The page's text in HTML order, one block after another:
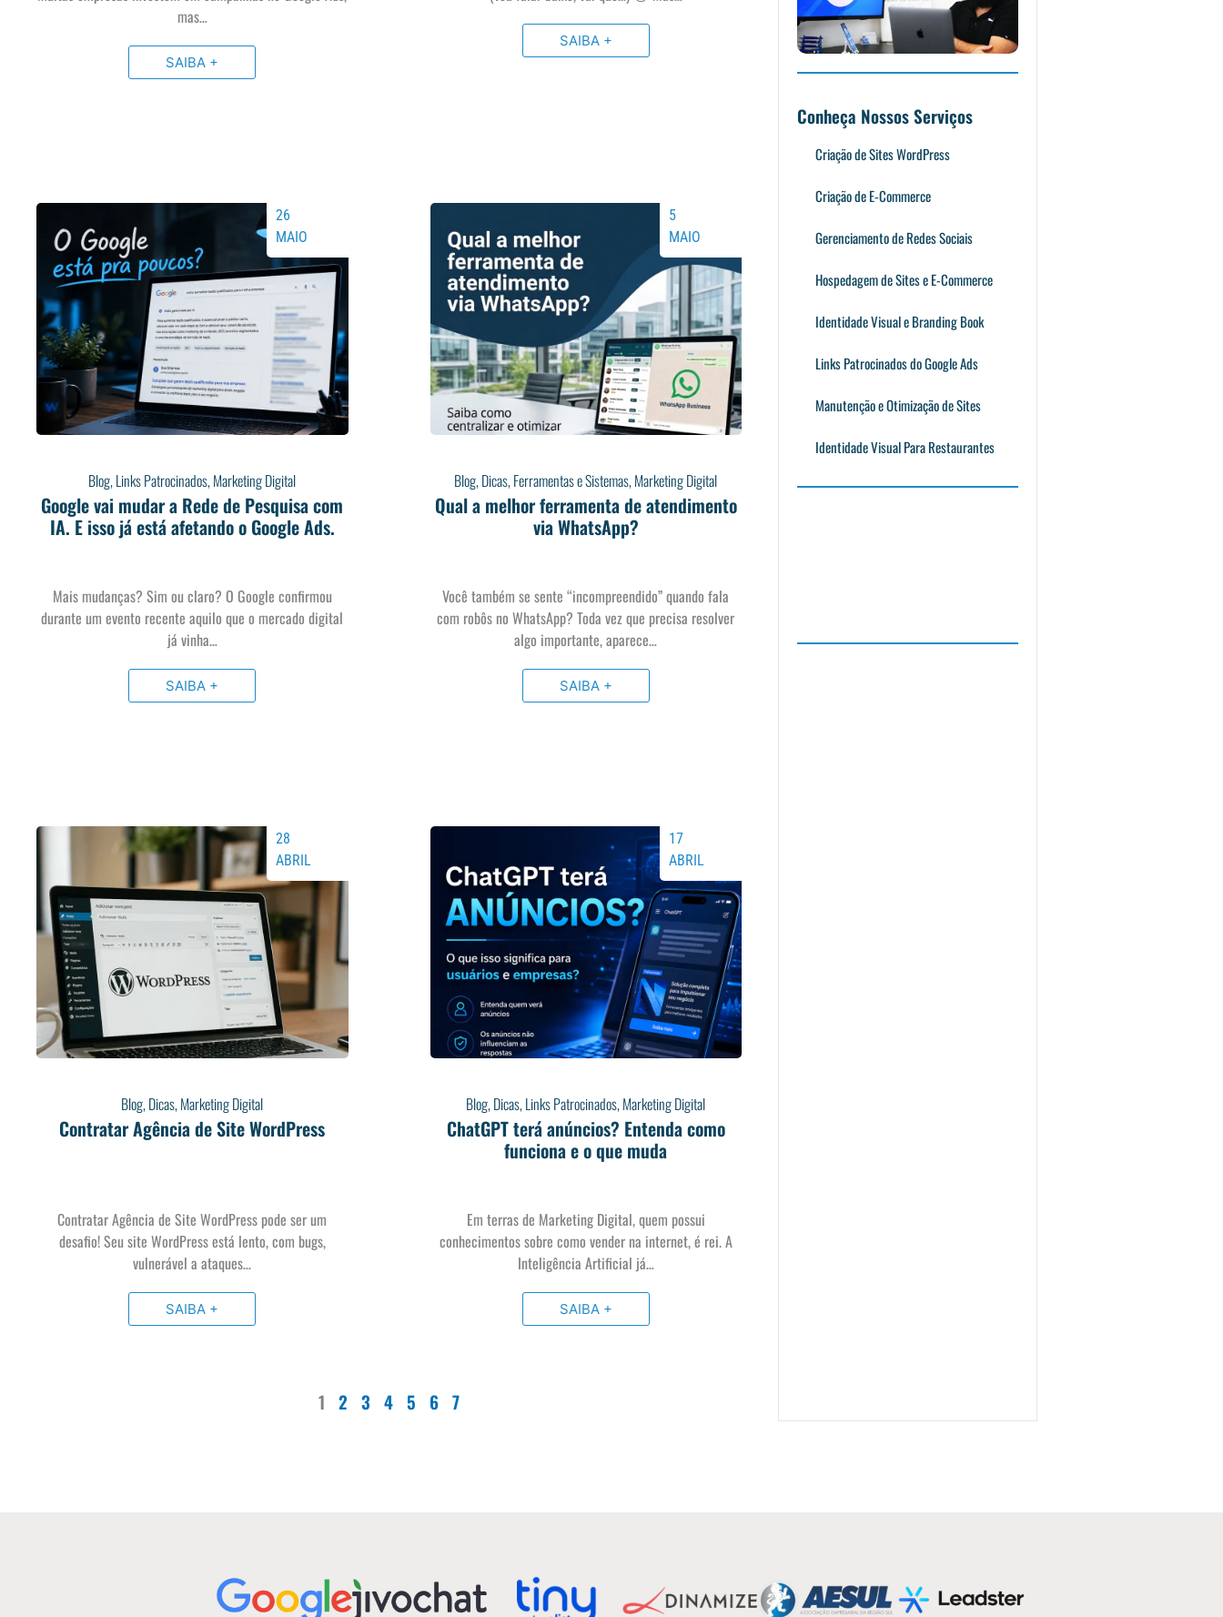
mas…
SAIBA +
SAIBA +
Blog,Links Patrocinados,Marketing Digital
Google vai mudar a Rede de Pesquisa com
IA. E isso já está afetando o Google Ads.
26
MAIO
Mais mudanças? Sim ou claro? O Google confirmou
durante um evento recente aquilo que o mercado digital
já vinha…
SAIBA +
Blog,Dicas,Ferramentas e Sistemas,Marketing Digital
Qual a melhor ferramenta de atendimento
via WhatsApp?
5
MAIO
Você também se sente “incompreendido” quando fala
com robôs no WhatsApp? Toda vez que precisa resolver
algo importante, aparece…
SAIBA +
Blog,Dicas,Marketing Digital
Contratar Agência de Site WordPress
28
ABRIL
Contratar Agência de Site WordPress pode ser um
desafio! Seu site WordPress está lento, com bugs,
vulnerável a ataques…
SAIBA +
Blog,Dicas,Links Patrocinados,Marketing Digital
ChatGPT terá anúncios? Entenda como
funciona e o que muda
17
ABRIL
Em terras de Marketing Digital, quem possui
conhecimentos sobre como vender na internet, é rei. A
Inteligência Artificial já…
SAIBA +
1 2 3 4 5 6 7
Conheça Nossos Serviços
Criação de Sites WordPress
Criação de E-Commerce
Gerenciamento de Redes Sociais
Hospedagem de Sites e E-Commerce
Identidade Visual e Branding Book
Links Patrocinados do Google Ads
Manutenção e Otimização de Sites
Identidade Visual Para Restaurantes